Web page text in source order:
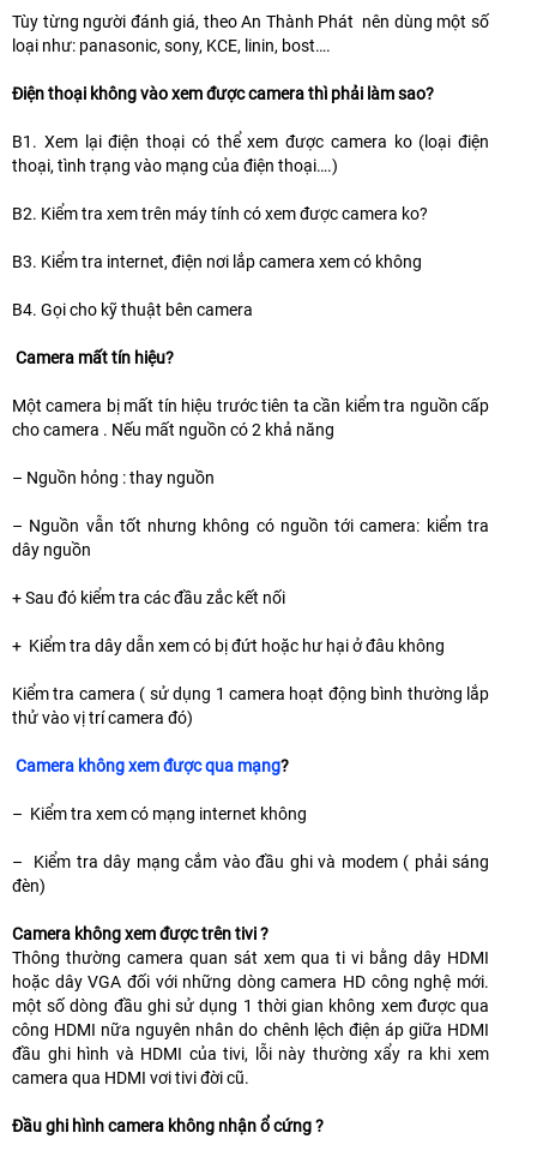
Tùy từng người đánh giá, theo An Thành Phát nên dùng một số
loại như: panasonic, sony, KCE, linin, bost….
Điện thoại không vào xem được camera thì phải làm sao?
B1. Xem lại điện thoại có thể xem được camera ko (loại điện
thoại, tình trạng vào mạng của điện thoại….)
B2. Kiểm tra xem trên máy tính có xem được camera ko?
B3. Kiểm tra internet, điện nơi lắp camera xem có không
B4. Gọi cho kỹ thuật bên camera
Camera mất tín hiệu?
Một camera bị mất tín hiệu trước tiên ta cần kiểm tra nguồn cấp
cho camera . Nếu mất nguồn có 2 khả năng
– Nguồn hỏng : thay nguồn
– Nguồn vẫn tốt nhưng không có nguồn tới camera: kiểm tra
dây nguồn
+ Sau đó kiểm tra các đầu zắc kết nối
+ Kiểm tra dây dẫn xem có bị đứt hoặc hư hại ở đâu không
Kiểm tra camera ( sử dụng 1 camera hoạt động bình thường lắp
thử vào vị trí camera đó)
Camera không xem được qua mạng?
– Kiểm tra xem có mạng internet không
– Kiểm tra dây mạng cắm vào đầu ghi và modem ( phải sáng
đèn)
Camera không xem được trên tivi ?
Thông thường camera quan sát xem qua ti vi bằng dây HDMI
hoặc dây VGA đối với những dòng camera HD công nghệ mới.
một số dòng đầu ghi sử dụng 1 thời gian không xem được qua
công HDMI nữa nguyên nhân do chênh lệch điện áp giữa HDMI
đầu ghi hình và HDMI của tivi, lỗi này thường xẩy ra khi xem
camera qua HDMI vơi tivi đời cũ.
Đầu ghi hình camera không nhận ổ cứng ?